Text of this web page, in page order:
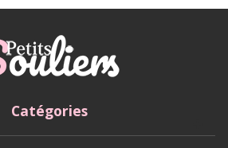
Catégories